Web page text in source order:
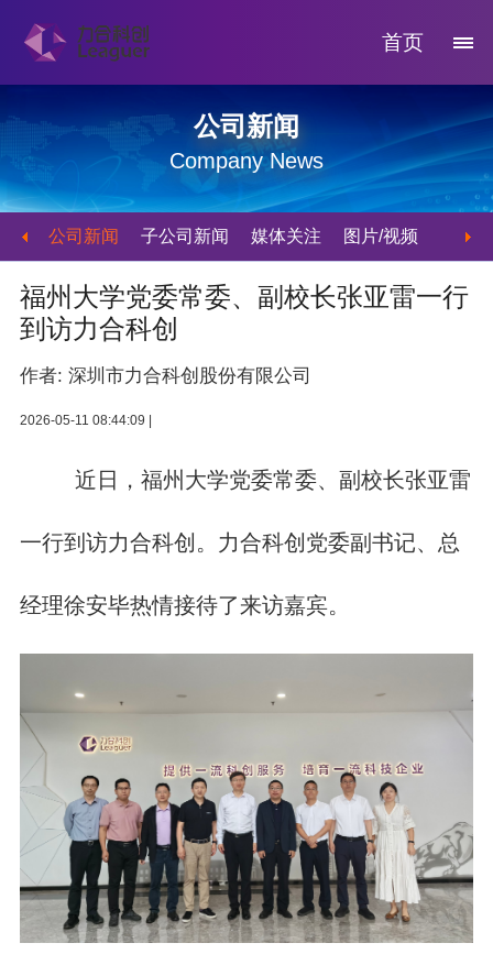
首页
公司新闻
Company News
公司新闻 子公司新闻 媒体关注 图片/视频
福州大学党委常委、副校长张亚雷一行
到访力合科创
作者: 深圳市力合科创股份有限公司
2026-05-11 08:44:09 |
近日，福州大学党委常委、副校长张亚雷
一行到访力合科创。力合科创党委副书记、总
经理徐安毕热情接待了来访嘉宾。